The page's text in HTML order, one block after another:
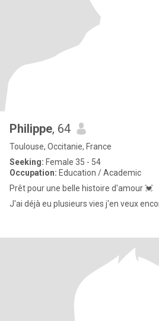
Philippe, 64
Toulouse, Occitanie, France
Seeking: Female 35 - 54
Occupation: Education / Academic
Prêt pour une belle histoire d'amour 💓
J'ai déjà eu plusieurs vies j'en veux